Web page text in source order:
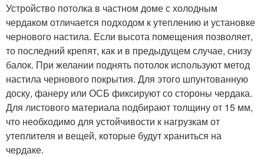
Устройство потолка в частном доме с холодным
чердаком отличается подходом к утеплению и установке
чернового настила. Если высота помещения позволяет,
то последний крепят, как и в предыдущем случае, снизу
балок. При желании поднять потолок используют метод
настила чернового покрытия. Для этого шпунтованную
доску, фанеру или ОСБ фиксируют со стороны чердака.
Для листового материала подбирают толщину от 15 мм,
что необходимо для устойчивости к нагрузкам от
утеплителя и вещей, которые будут храниться на
чердаке.